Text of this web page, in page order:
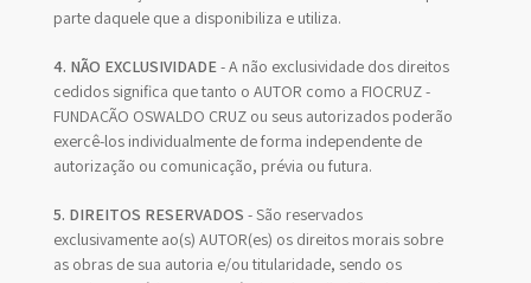
parte daquele que a disponibiliza e utiliza.
4. NÃO EXCLUSIVIDADE- A não exclusividade dos direitos
cedidos significa que tanto o AUTOR como a FIOCRUZ -
FUNDAÇÃO OSWALDO CRUZ ou seus autorizados poderão
exercê-los individualmente de forma independente de
autorização ou comunicação, prévia ou futura.
5. DIREITOS RESERVADOS - São reservados
exclusivamente ao(s) AUTOR(es) os direitos morais sobre
as obras de sua autoria e/ou titularidade, sendo os